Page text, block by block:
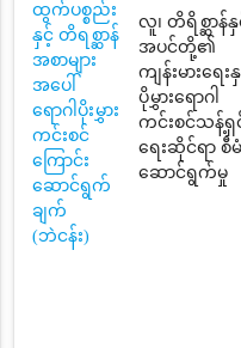
ထွက်ပစ္စည်း
နှင့် တိရစ္ဆာန်
အစာများ
အပေါ်
ရောဂါပိုးမွှား
ကင်းစင်
ကြောင်း
ဆောင်ရွက်
ချက်
(ဘဲငန်း)
လူ၊ တိရိစ္ဆာန်
အပင်တို့၏
ကျန်းမားရေး
ပိုမွှားရောဂါ
ကင်းစင်သန့်ရှ
ရေးဆိုင်ရာ စီမံ
ဆောင်ရွက်မှု